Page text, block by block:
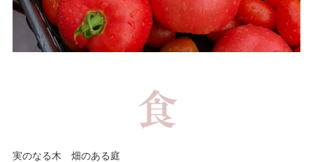
実のなる木 畑のある庭